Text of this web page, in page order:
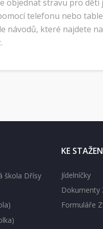
objednat stravu pro
telefonu nebo
návodů, které najdete
škola Dřísy
KE
Jídelníčky
Dokumenty
Formuláře